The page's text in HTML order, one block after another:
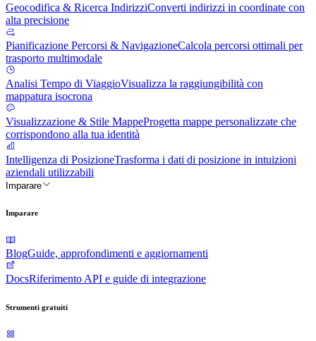
Geocodifica & Ricerca IndirizziConverti indirizzi in coordinate con
alta precisione
Pianificazione Percorsi & NavigazioneCalcola percorsi ottimali per
trasporto multimodale
Analisi Tempo di ViaggioVisualizza la raggiungibilità con
mappatura isocrona
Visualizzazione & Stile MappeProgetta mappe personalizzate che
corrispondono alla tua identità
Intelligenza di PosizioneTrasforma i dati di posizione in intuizioni
aziendali utilizzabili
Imparare
Imparare
BlogGuide, approfondimenti e aggiornamenti
DocsRiferimento API e guide di integrazione
Strumenti gratuiti